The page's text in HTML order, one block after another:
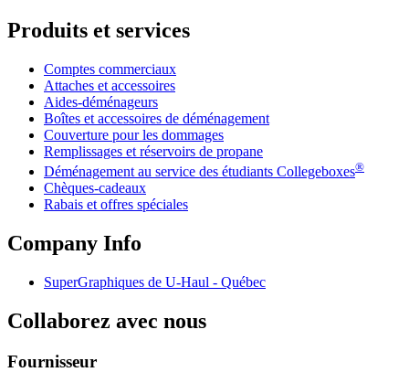
Produits et services
Comptes commerciaux
Attaches et accessoires
Aides-déménageurs
Boîtes et accessoires de déménagement
Couverture pour les dommages
Remplissages et réservoirs de propane
Déménagement au service des étudiants Collegeboxes®
Chèques-cadeaux
Rabais et offres spéciales
Company Info
SuperGraphiques de U-Haul - Québec
Collaborez avec nous
Fournisseur